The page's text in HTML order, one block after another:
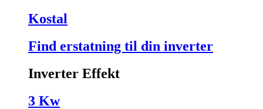
Kostal
Find erstatning til din inverter
Inverter Effekt
3 Kw